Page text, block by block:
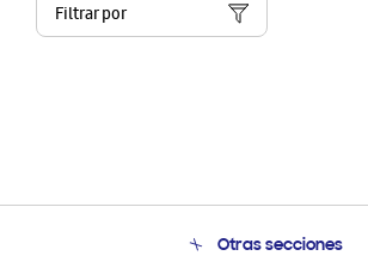
Filtrar por
Otras secciones